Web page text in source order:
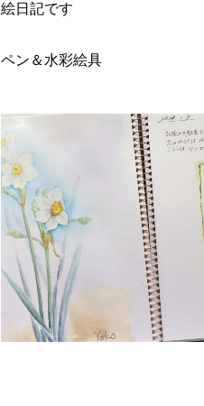
絵日記です
ペン＆水彩絵具